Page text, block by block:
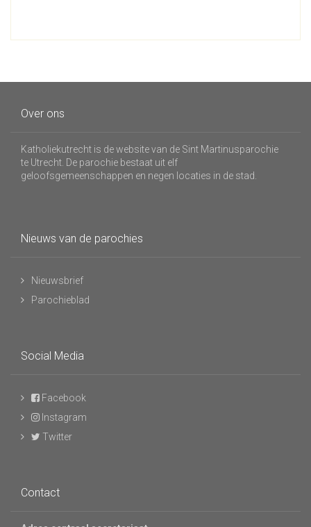
Over ons
Katholiekutrecht is de website van de Sint Martinusparochie
te Utrecht. De parochie bestaat uit elf
geloofsgemeenschappen en negen locaties in de stad.
Nieuws van de parochies
Nieuwsbrief
Parochieblad
Social Media
Facebook
Instagram
Twitter
Contact